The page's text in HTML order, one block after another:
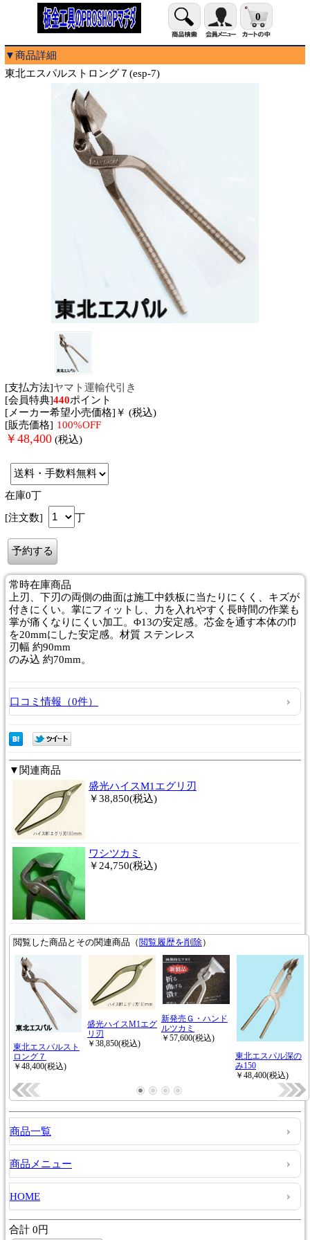
0
▼商品詳細
東北エスパルストロング７(esp-7)
[支払方法]ヤマト運輸代引き
[会員特典]440ポイント
[メーカー希望小売価格]￥ (税込)
[販売価格] 100%OFF
￥ 48,400 (税込)
在庫0丁
[注文数]
丁
常時在庫商品
上刃、下刃の両側の曲面は施工中鉄板に当たりにくく、キズが
付きにくい。掌にフィットし、力を入れやすく長時間の作業も
掌が痛くなりにくい加工。Φ13の安定感。芯金を通す本体の巾
を20mmにした安定感。材質 ステンレス
刃幅 約90mm
のみ込 約70mm。
口コミ情報（0件）
▼関連商品
盛光ハイスM1エグリ刃
￥38,850(税込)
ワシツカミ
￥24,750(税込)
商品一覧
商品メニュー
HOME
合計 0円